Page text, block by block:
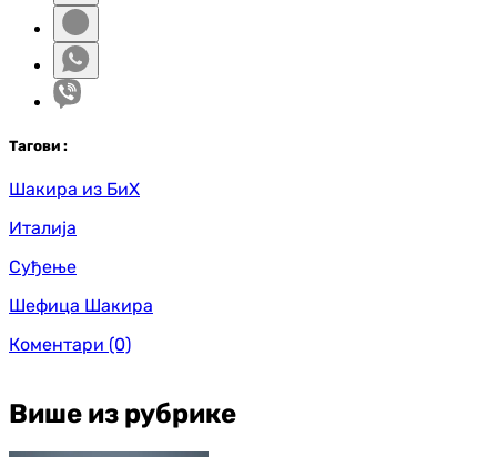
Тагови :
Шакира из БиХ
Италија
Суђење
Шефица Шакира
Коментари (0)
Више из рубрике